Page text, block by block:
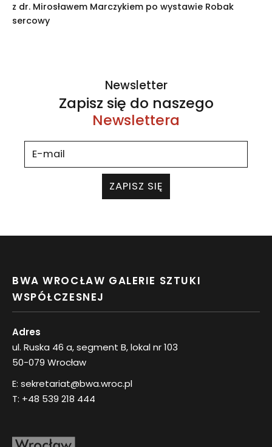
z dr. Mirosławem Marczykiem po wystawie Robak
sercowy
Newsletter
Zapisz się do naszego
Newslettera
ZAPISZ SIĘ
BWA WROCŁAW GALERIE SZTUKI
WSPÓŁCZESNEJ
Adres
ul. Ruska 46 a, segment B, lokal nr 103
50-079 Wrocław
E: sekretariat@bwa.wroc.pl
T: +48 539 218 444